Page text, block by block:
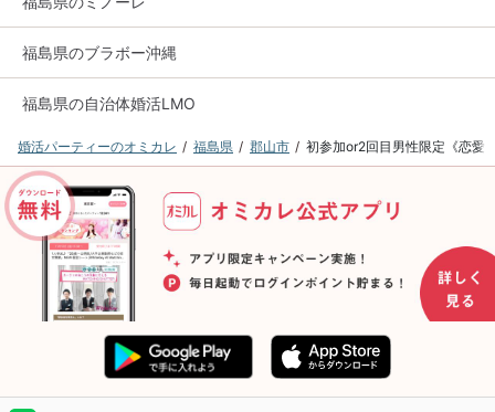
福島県のブラボー沖縄
福島県の自治体婚活LMO
婚活パーティーのオミカレ 福島県 郡山市 初参加or2回目男性限定《恋愛